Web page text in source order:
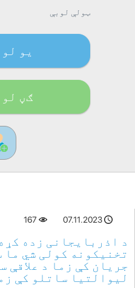
ټولې لوبې
یو
ګڼ
07.11.2023
167
د اذربایجانی زده
تخنیکونه کولی شي ما
جریان کې زما د علاقې
لیوالتیا ساتلو کې